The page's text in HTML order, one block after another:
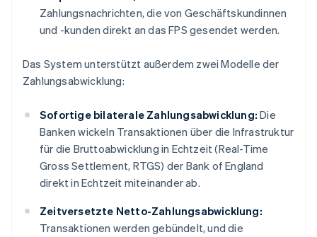
Zahlungsnachrichten, die von Geschäftskundinnen
und -kunden direkt an das FPS gesendet werden.
Das System unterstützt außerdem zwei Modelle der
Zahlungsabwicklung:
Sofortige bilaterale Zahlungsabwicklung: Die
Banken wickeln Transaktionen über die Infrastruktur
für die Bruttoabwicklung in Echtzeit (Real-Time
Gross Settlement, RTGS) der Bank of England
direkt in Echtzeit miteinander ab.
Zeitversetzte Netto-Zahlungsabwicklung:
Transaktionen werden gebündelt, und die